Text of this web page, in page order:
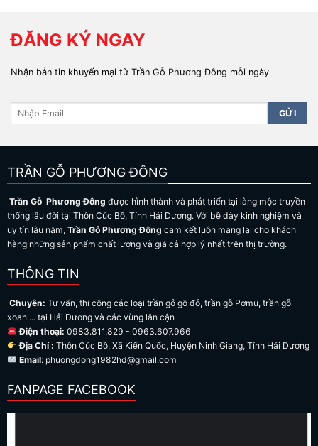
ĐĂNG KÝ NGAY
Nhận bản tin khuyến mại từ Trần Gỗ Phương Đông mỗi ngày
TRẦN GỖ PHƯƠNG ĐÔNG
Trần Gỗ Phương Đông được hình thành và phát triển tại làng mộc truyền
thống lâu đời tại Thôn Cúc Bồ, Tỉnh Hải Dương. Với bề dày kinh nghiệm và
uy tín lâu năm, Trần Gỗ Phương Đông cam kết luôn mang lại cho khách
hàng những sản phẩm chất lượng và giá cả hợp lý nhất trên thị trường.
THÔNG TIN
Chuyên: Tư vấn, thi công các loại trần gỗ gõ đỏ, trần gỗ Pơmu, trần gỗ
xoan ... tại Hải Dương và các vùng lân cận
Điện thoại: 0983.811.829 - 0963.607.966
Địa Chỉ : Thôn Cúc Bồ, Xã Kiến Quốc, Huyện Ninh Giang, Tỉnh Hải Dương
Email: phuongdong1982hd@gmail.com
FANPAGE FACEBOOK